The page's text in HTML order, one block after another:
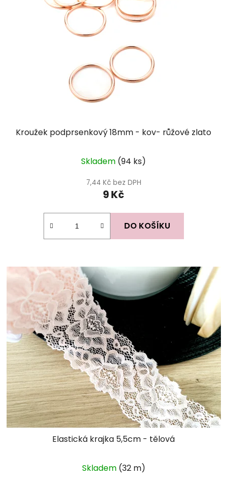
Kroužek podprsenkový 18mm - kov- růžové zlato
Skladem (94 ks)
7,44 Kč bez DPH
9 Kč
DO KOŠÍKU
Elastická krajka 5,5cm - tělová
Skladem (32 m)